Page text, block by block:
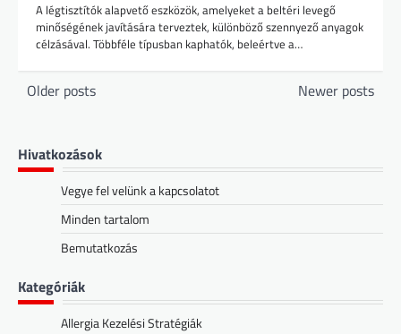
A légtisztítók alapvető eszközök, amelyeket a beltéri levegő
minőségének javítására terveztek, különböző szennyező anyagok
célzásával. Többféle típusban kaphatók, beleértve a…
Posts
Older posts Newer posts
Hivatkozások
Vegye fel velünk a kapcsolatot
Minden tartalom
Bemutatkozás
Kategóriák
Allergia Kezelési Stratégiák